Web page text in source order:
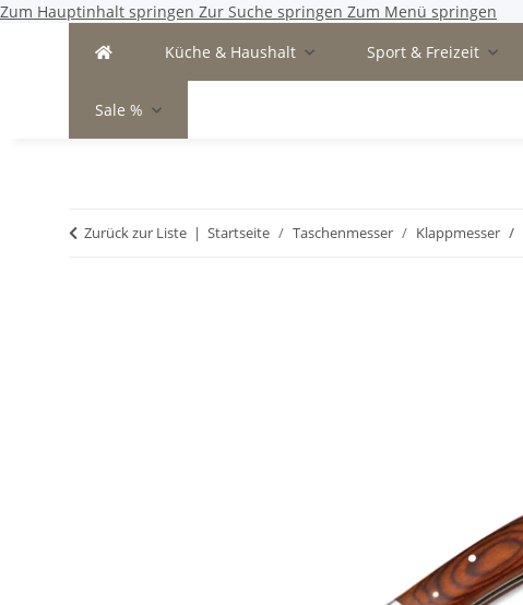
Zum Hauptinhalt springen Zur Suche springen Zum Menü springen
Küche & Haushalt
Sport & Freizeit
Sale %
Zurück zur Liste Startseite Taschenmesser Klappmesser